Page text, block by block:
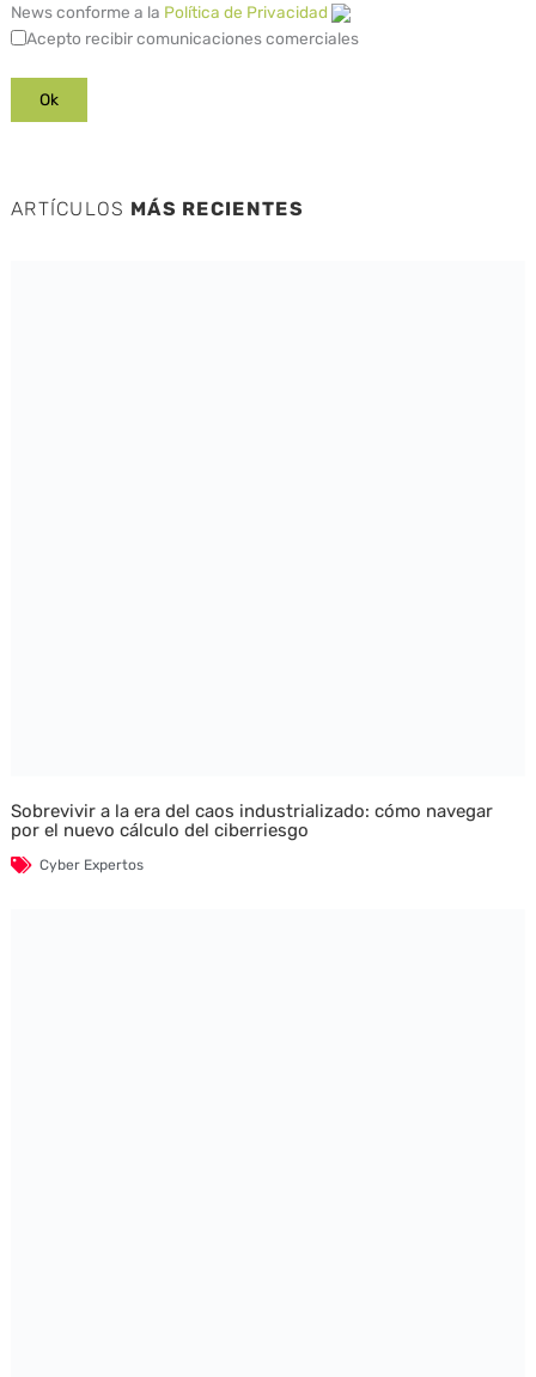
News conforme a la Política de Privacidad
Acepto recibir comunicaciones comerciales
ARTÍCULOS MÁS RECIENTES
Sobrevivir a la era del caos industrializado: cómo navegar
por el nuevo cálculo del ciberriesgo
Cyber Expertos